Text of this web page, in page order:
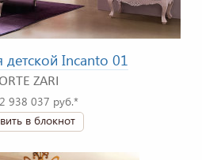
Incanto 01
ZARI
938 037 руб.*
в блокнот